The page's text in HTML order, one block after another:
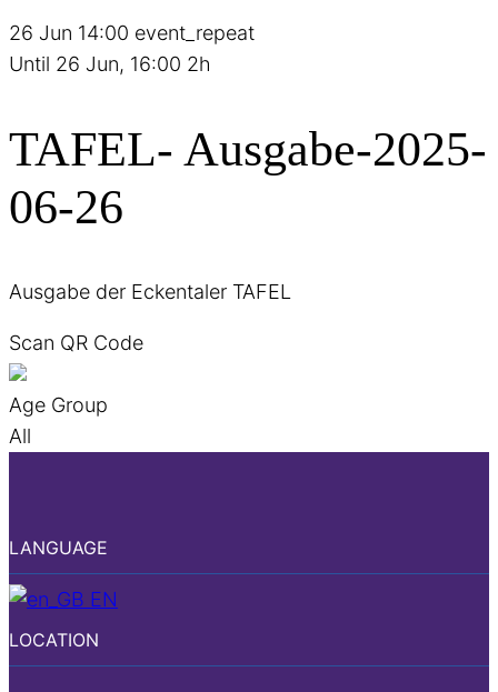
26 Jun 14:00 event_repeat
Until 26 Jun, 16:00 2h
TAFEL- Ausgabe-2025-
06-26
Ausgabe der Eckentaler TAFEL
Scan QR Code
Age Group
All
LANGUAGE
EN
LOCATION